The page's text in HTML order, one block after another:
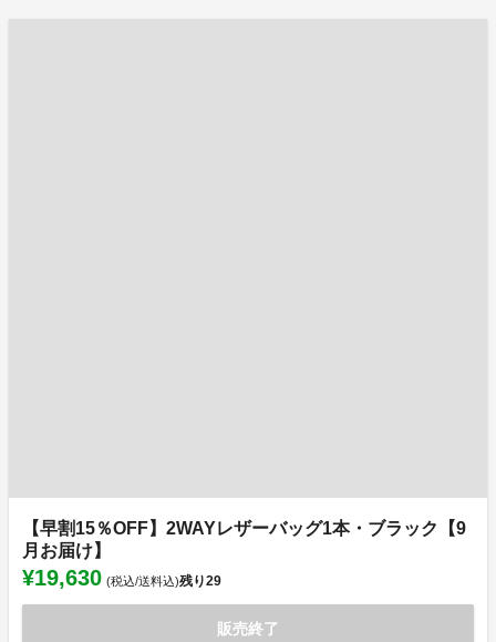
【早割15％OFF】2WAYレザーバッグ1本・ブラック【9
月お届け】
¥19,630 (税込/送料込)残り29
販売終了